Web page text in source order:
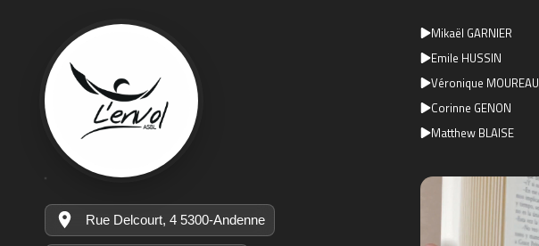
Rue Delcourt, 4 5300-Andenne
Mikaël GARNIER
Emile HUSSIN
Véronique MOUREAU
Corinne GENON
Matthew BLAISE